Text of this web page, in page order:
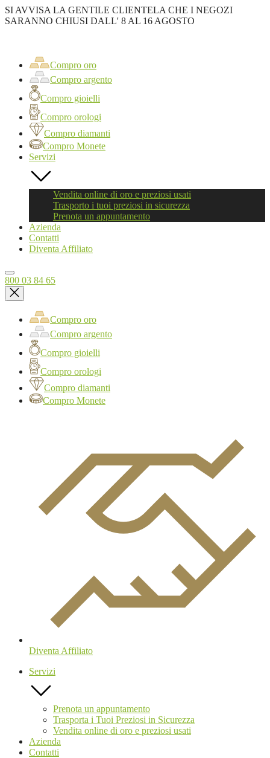
SI AVVISA LA GENTILE CLIENTELA CHE I NEGOZI
SARANNO CHIUSI DALL' 8 AL 16 AGOSTO
Compro oro
Compro argento
Compro gioielli
Compro orologi
Compro diamanti
Compro Monete
Servizi
Vendita online di oro e preziosi usati
Trasporto i tuoi preziosi in sicurezza
Prenota un appuntamento
Azienda
Contatti
Diventa Affiliato
800 03 84 65
Compro oro
Compro argento
Compro gioielli
Compro orologi
Compro diamanti
Compro Monete
Diventa Affiliato
Servizi
Prenota un appuntamento
Trasporta i Tuoi Preziosi in Sicurezza
Vendita online di oro e preziosi usati
Azienda
Contatti